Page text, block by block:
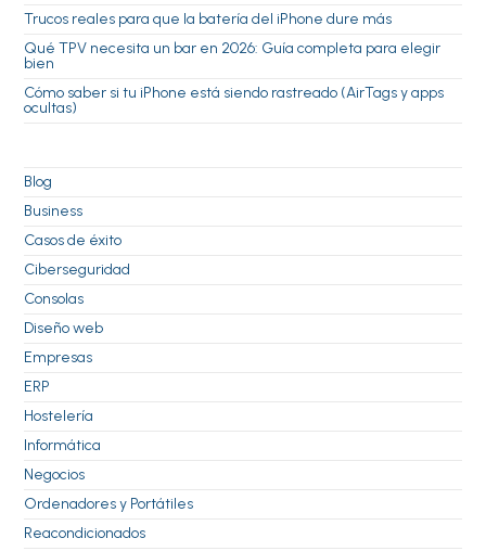
Trucos reales para que la batería del iPhone dure más
Qué TPV necesita un bar en 2026: Guía completa para elegir
bien
Cómo saber si tu iPhone está siendo rastreado (AirTags y apps
ocultas)
Blog
Business
Casos de éxito
Ciberseguridad
Consolas
Diseño web
Empresas
ERP
Hostelería
Informática
Negocios
Ordenadores y Portátiles
Reacondicionados